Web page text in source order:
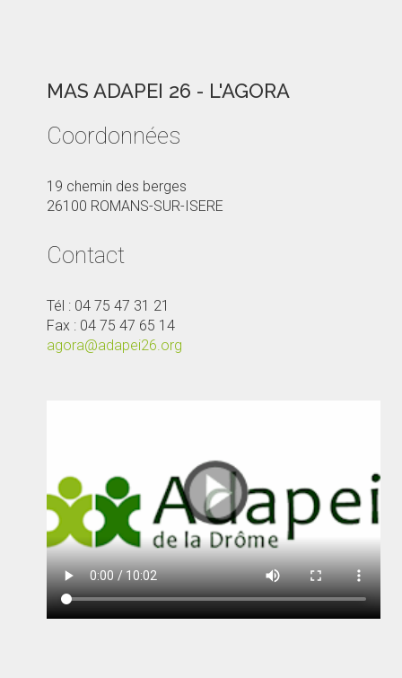
MAS ADAPEI 26 - L'AGORA
Coordonnées
19 chemin des berges
26100 ROMANS-SUR-ISERE
Contact
Tél : 04 75 47 31 21
Fax : 04 75 47 65 14
agora@adapei26.org